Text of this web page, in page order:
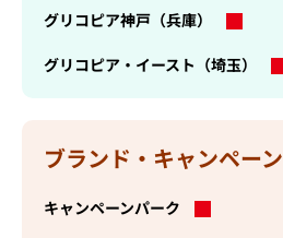
く
グリコピア神戸（兵庫）
グリコピア・イースト（埼玉）
ブランド・キャンペーン
キャンペーンパーク